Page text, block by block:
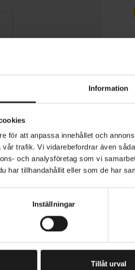
Information
för att anpassa innehållet och
trafik. Vi vidarebefordrar även
och analysföretag som vi
har tillhandahållit eller som de har
Inställningar
Tillåt urval
batteritid, en robust men
och en ljusstråle med
med en ljusstyrka på 600
meters sikt
batteritid på maxläget
120 timmars batteritid på Eco
medföljer: ett fäste för
med 6 effektlägen
E
M